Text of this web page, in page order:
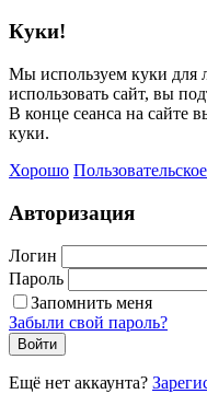
Куки!
Мы используем куки для
использовать сайт, вы
В конце сеанса на сайте
куки.
Хорошо
Авторизация
Логин
Пароль
Запомнить меня
Забыли свой пароль?
Войти
Ещё нет аккаунта?